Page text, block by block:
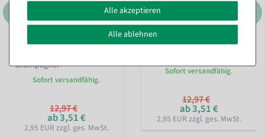
Organzasäckchen Pailletten
champagner
Sofort versandfähig.
12,97 €
ab 3,51 €
2,95 EUR zzgl. ges. MwSt.
Organzasäckchen Pailletten
Sofort versandfähig.
12,97 €
ab 3,51 €
2,95 EUR zzgl. ges. MwSt.
Alle akzeptieren
Alle ablehnen